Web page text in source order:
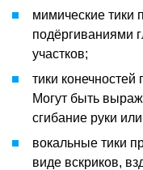
мимические тики
подёргиваниями
участков;
тики конечностей
Могут быть
сгибание руки
вокальные тики
виде вскриков,